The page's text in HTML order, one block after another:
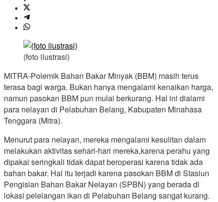
(foto ilustrasi)
MITRA-Polemik Bahan Bakar Minyak (BBM) masih terus
terasa bagi warga. Bukan hanya mengalami kenaikan harga,
namun pasokan BBM pun mulai berkurang. Hal ini dialami
para nelayan di Pelabuhan Belang, Kabupaten Minahasa
Tenggara (Mitra).
Menurut para nelayan, mereka mengalami kesulitan dalam
melakukan aktivitas sehari-hari mereka,karena perahu yang
dipakai seringkali tidak dapat beroperasi karena tidak ada
bahan bakar. Hal itu terjadi karena pasokan BBM di Stasiun
Pengisian Bahan Bakar Nelayan (SPBN) yang berada di
lokasi pelelangan ikan di Pelabuhan Belang sangat kurang.